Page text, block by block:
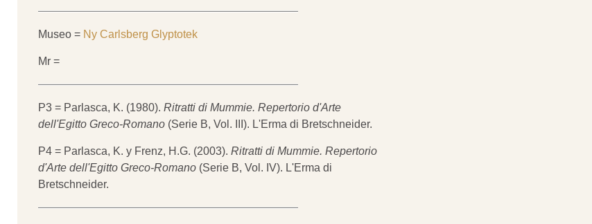
Museo = Ny Carlsberg Glyptotek
Mr =
P3 = Parlasca, K. (1980). Ritratti di Mummie. Repertorio d'Arte
dell'Egitto Greco-Romano (Serie B, Vol. III). L'Erma di Bretschneider.
P4 = Parlasca, K. y Frenz, H.G. (2003). Ritratti di Mummie. Repertorio
d'Arte dell'Egitto Greco-Romano (Serie B, Vol. IV). L'Erma di
Bretschneider.